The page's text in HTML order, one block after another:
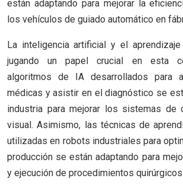
están adaptando para mejorar la
los vehículos de guiado automático en
La inteligencia artificial y el
jugando un papel crucial en esta
algoritmos de IA desarrollados para
médicas y asistir en el diagnóstico se
industria para mejorar los sistemas de
visual. Asimismo, las técnicas de
utilizadas en robots industriales para
producción se están adaptando para
y ejecución de procedimientos